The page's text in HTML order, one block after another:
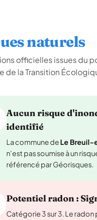
naturels
officielles issues du
de la Transition
Aucun risque
identifié
La commune de Le Breuil-
n'est pas soumise à un
référencé par Géorisques.
Potentiel radon :
Catégorie 3 sur 3. Le radon